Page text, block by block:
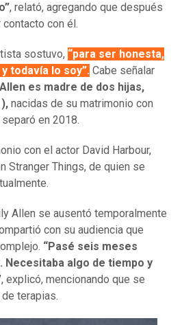
, relató, agregando que después
con él.
sostuvo, “para ser honesta,
todavía lo soy”. Cabe señalar
es madre de dos hijas,
nacidas de su matrimonio con
en 2018.
con el actor David Harbour,
Stranger Things, de quien se
Allen se ausentó temporalmente
con su audiencia que
“Pasé seis meses
algo de tiempo y
, explicó, mencionando que se
terapias.